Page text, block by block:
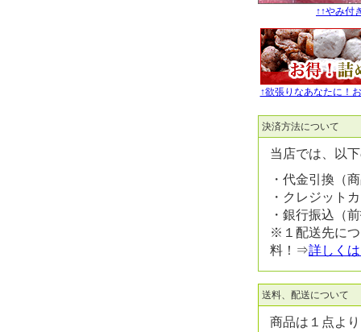
↑↑やみ付
↑欲張りなあなたに！
決済方法について
当店では、以
・代金引換（
・クレジット
・銀行振込（
※１配送先につ
料！⇒詳しく
送料、配送について
商品は１点よ